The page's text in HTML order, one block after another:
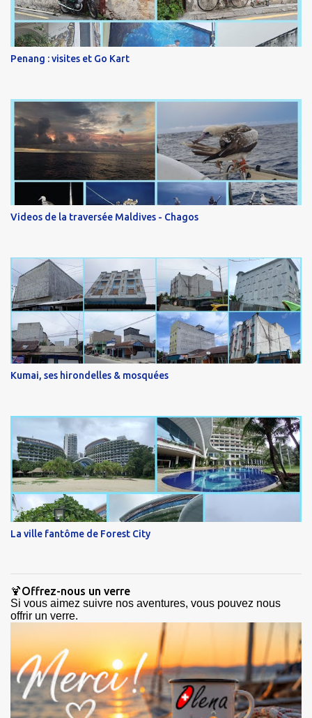
Penang : visites et Go Kart
Videos de la traversée Maldives - Chagos
Kumai, ses hirondelles & mosquées
La ville fantôme de Forest City
🍹Offrez-nous un verre
Si vous aimez suivre nos aventures, vous pouvez nous
offrir un verre.